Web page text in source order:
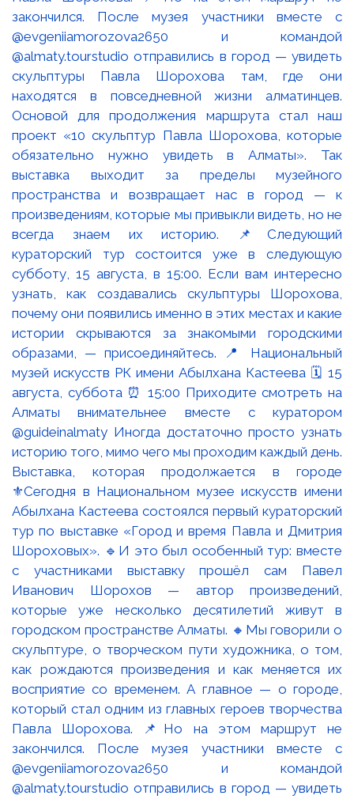
Выставка, которая продолжается в городе
⚜️Сегодня в Национальном музее искусств имени
Абылхана Кастеева состоялся первый кураторский
тур по выставке «Город и время Павла и Дмитрия
Шороховых». 🔹И это был особенный тур: вместе
с участниками выставку прошёл сам Павел
Иванович Шорохов — автор произведений,
которые уже несколько десятилетий живут в
городском пространстве Алматы. 🔸Мы говорили о
скульптуре, о творческом пути художника, о том,
как рождаются произведения и как меняется их
восприятие со временем. А главное — о городе,
который стал одним из главных героев творчества
Павла Шорохова. 📌Но на этом маршрут не
закончился. После музея участники вместе с
@evgeniiamorozova2650 и командой
@almaty.tourstudio отправились в город — увидеть